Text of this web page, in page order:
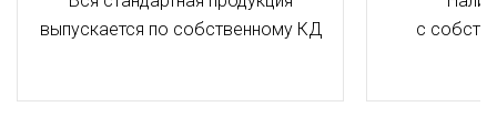
выпускается по собственному КД
с